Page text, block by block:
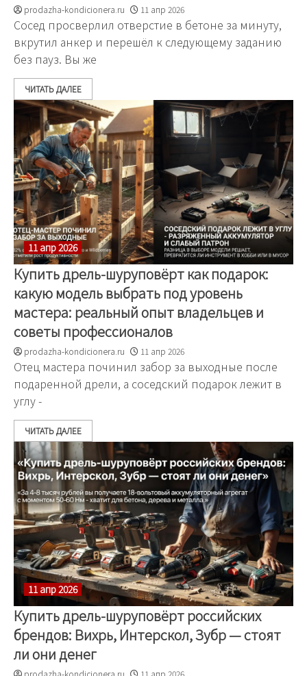
prodazha-kondicionera.ru 11 апр 2026
Сосед просверлил отверстие в бетоне за минуту,
вкрутил анкер и перешёл к следующему заданию
без пауз. Вы же
ЧИТАТЬ ДАЛЕЕ
11 апр 2026
Купить дрель-шуруповёрт как подарок:
какую модель выбрать под уровень
мастера: реальный опыт владельцев и
советы профессионалов
prodazha-kondicionera.ru 11 апр 2026
Отец мастера починил забор за выходные после
подаренной дрели, а соседский подарок лежит в
углу -
ЧИТАТЬ ДАЛЕЕ
11 апр 2026
Купить дрель-шуруповёрт российских
брендов: Вихрь, Интерскол, Зубр — стоят
ли они денег
prodazha-kondicionera.ru 11 апр 2026